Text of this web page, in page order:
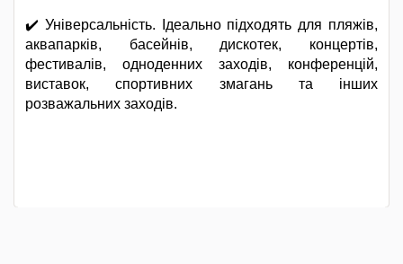
✔️ Універсальність. Ідеально підходять для пляжів,
аквапарків, басейнів, дискотек, концертів,
фестивалів, одноденних заходів, конференцій,
виставок, спортивних змагань та інших
розважальних заходів.